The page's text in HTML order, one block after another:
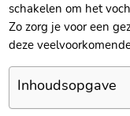
schakelen om het
Zo zorg je voor een
deze
Inhoudsopgave